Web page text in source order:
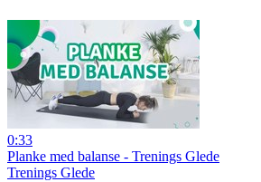
0:33
Planke med balanse - Trenings Glede
Trenings Glede